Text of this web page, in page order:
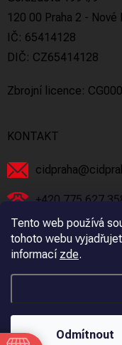
Tento web používá
tohoto webu
informací zde.
Odmítnout
120 00 Praha 2 - Nové
IČ: 65414128
DIČ: CZ65414128
Zbrojní licence:
KONTAKT
cidpraha@
+420 775 627
Facebook
cidpraha_zbrane
Copyright 2026